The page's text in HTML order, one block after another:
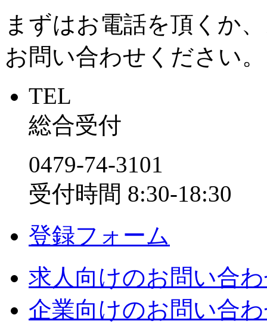
まずはお電話を頂くか
お問い合わせください。
TEL
総合受付
0479-74-3101
受付時間 8:30-18:30
登録フォーム
求人 向けのお問い合
企業向けのお問い合